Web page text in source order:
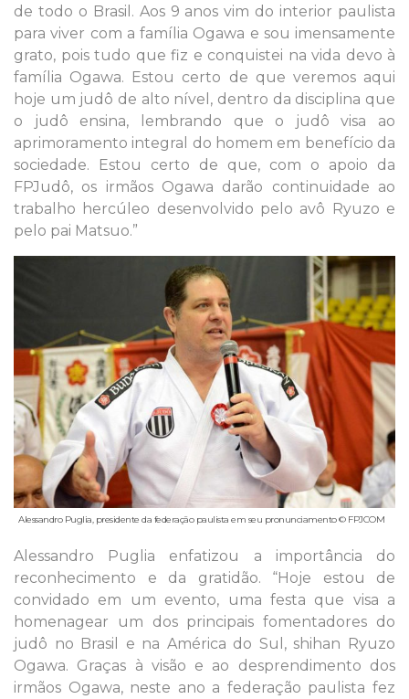
de todo o Brasil. Aos 9 anos vim do interior paulista
para viver com a família Ogawa e sou imensamente
grato, pois tudo que fiz e conquistei na vida devo à
família Ogawa. Estou certo de que veremos aqui
hoje um judô de alto nível, dentro da disciplina que
o judô ensina, lembrando que o judô visa ao
aprimoramento integral do homem em benefício da
sociedade. Estou certo de que, com o apoio da
FPJudô, os irmãos Ogawa darão continuidade ao
trabalho hercúleo desenvolvido pelo avô Ryuzo e
pelo pai Matsuo.”
Alessandro Puglia, presidente da federação paulista em seu pronunciamento © FPJCOM
Alessandro Puglia enfatizou a importância do
reconhecimento e da gratidão. “Hoje estou de
convidado em um evento, uma festa que visa a
homenagear um dos principais fomentadores do
judô no Brasil e na América do Sul, shihan Ryuzo
Ogawa. Graças à visão e ao desprendimento dos
irmãos Ogawa, neste ano a federação paulista fez